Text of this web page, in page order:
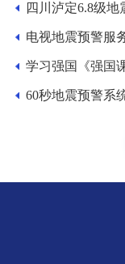
四川泸定6.8级
电视地震预警服
学习强国《强国
60秒地震预警系